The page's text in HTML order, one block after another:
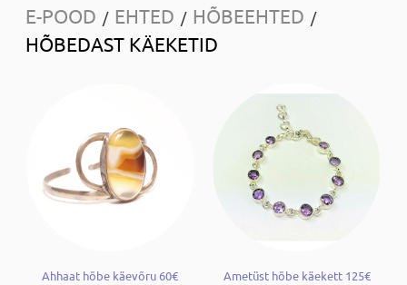
E-POOD / EHTED / HÕBEEHTED /
HÕBEDAST KÄEKETID
Ahhaat hõbe käevõru 60€ Ametüst hõbe käekett 125€